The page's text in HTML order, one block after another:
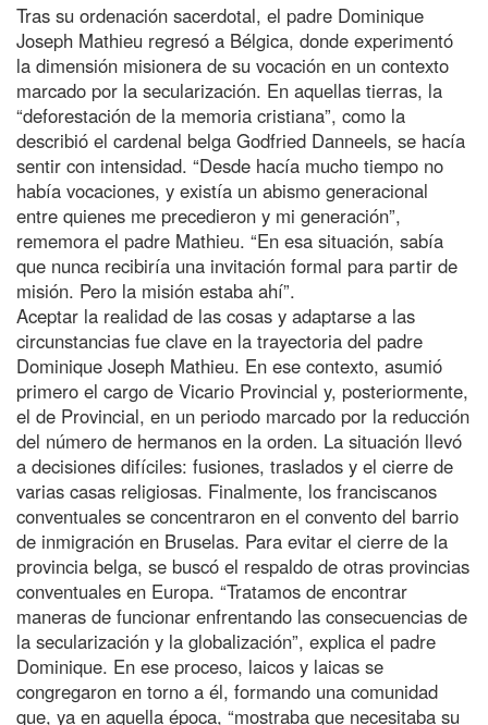
Tras su ordenación sacerdotal, el padre Dominique
Joseph Mathieu regresó a Bélgica, donde experimentó
la dimensión misionera de su vocación en un contexto
marcado por la secularización. En aquellas tierras, la
“deforestación de la memoria cristiana”, como la
describió el cardenal belga Godfried Danneels, se hacía
sentir con intensidad. “Desde hacía mucho tiempo no
había vocaciones, y existía un abismo generacional
entre quienes me precedieron y mi generación”,
rememora el padre Mathieu. “En esa situación, sabía
que nunca recibiría una invitación formal para partir de
misión. Pero la misión estaba ahí”.
Aceptar la realidad de las cosas y adaptarse a las
circunstancias fue clave en la trayectoria del padre
Dominique Joseph Mathieu. En ese contexto, asumió
primero el cargo de Vicario Provincial y, posteriormente,
el de Provincial, en un periodo marcado por la reducción
del número de hermanos en la orden. La situación llevó
a decisiones difíciles: fusiones, traslados y el cierre de
varias casas religiosas. Finalmente, los franciscanos
conventuales se concentraron en el convento del barrio
de inmigración en Bruselas. Para evitar el cierre de la
provincia belga, se buscó el respaldo de otras provincias
conventuales en Europa. “Tratamos de encontrar
maneras de funcionar enfrentando las consecuencias de
la secularización y la globalización”, explica el padre
Dominique. En ese proceso, laicos y laicas se
congregaron en torno a él, formando una comunidad
que, ya en aquella época, “mostraba que necesitaba su